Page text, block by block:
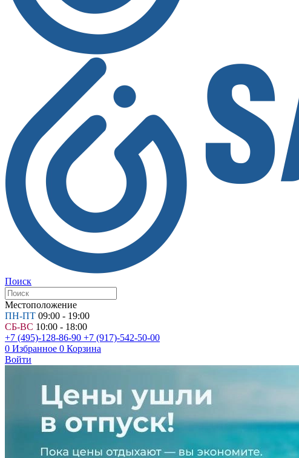
Поиск
Местоположение
ПН-ПТ 09:00 - 19:00
СБ-ВС 10:00 - 18:00
+7 (495)-128-86-90 +7 (917)-542-50-00
0 Избранное 0 Корзина
Войти